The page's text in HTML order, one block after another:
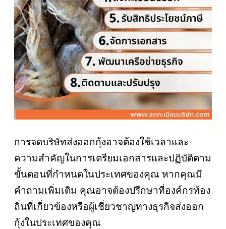
การจดบริษัทส่งออกกุ้งอาจต้องใช้เวลาและ
ความสำคัญในการเตรียมเอกสารและปฏิบัติตาม
ขั้นตอนที่กำหนดในประเทศของคุณ หากคุณมี
คำถามเพิ่มเติม คุณอาจต้องปรึกษาที่องค์กรท้อง
ถิ่นที่เกี่ยวข้องหรือผู้เชี่ยวชาญทางธุรกิจส่งออก
กุ้งในประเทศของคุณ